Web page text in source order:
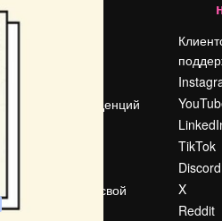
Поиск тенденций
Продайте свой
TikTok
Discord
X
Reddit